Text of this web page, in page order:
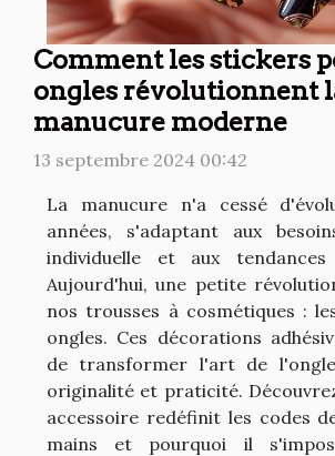
Comment les stickers
ongles révolutionnent
manucure moderne
13 septembre 2024 00:42
La manucure n'a cessé
années, s'adaptant aux
individuelle et aux
Aujourd'hui, une petite
nos trousses à cosmétiques :
ongles. Ces décorations
de transformer l'art de
originalité et praticité.
accessoire redéfinit les codes
mains et pourquoi il